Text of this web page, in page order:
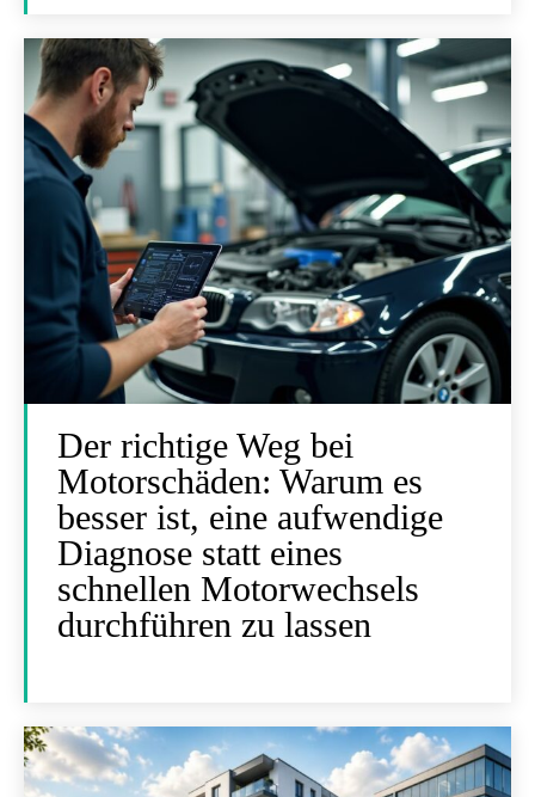
Der richtige Weg bei
Motorschäden: Warum es
besser ist, eine aufwendige
Diagnose statt eines
schnellen Motorwechsels
durchführen zu lassen